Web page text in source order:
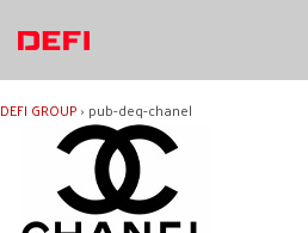
contenu
DEFI GROUP› pub-deg-chanel